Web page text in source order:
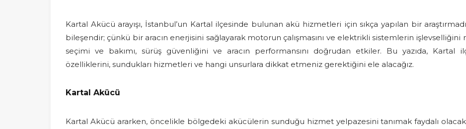
Kartal Akücü arayışı, İstanbul’un Kartal ilçesinde bulunan akü hizmetleri için sıkça yapılan bir
bileşendir; çünkü bir aracın enerjisini sağlayarak motorun çalışmasını ve elektrikli sistemlerin işlevselliğini
seçimi ve bakımı, sürüş güvenliğini ve aracın performansını doğrudan etkiler. Bu yazıda, Kartal
özelliklerini, sundukları hizmetleri ve hangi unsurlara dikkat etmeniz gerektiğini ele alacağız.
Kartal Akücü
Kartal Akücü ararken, öncelikle bölgedeki akücülerin sunduğu hizmet yelpazesini tanımak faydalı